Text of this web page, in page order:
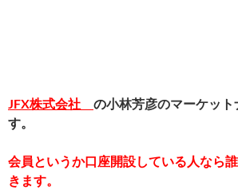
JFX株式会社 の小林芳彦のマーケット
す。
会員というか口座開設している人なら
きます。